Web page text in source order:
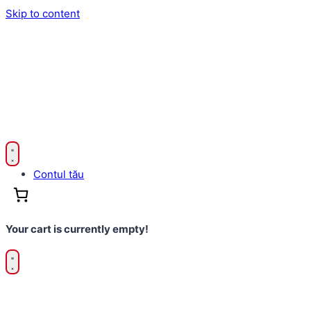
Skip to content
Contul tău
Your cart is currently empty!